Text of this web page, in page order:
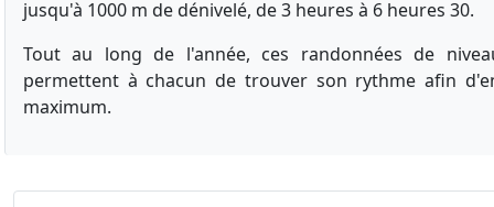
jusqu'à 1000 m de dénivelé, de 3 heures à 6 heures 30.
Tout au long de l'année, ces randonnées de
permettent à chacun de trouver son rythme afin
maximum.